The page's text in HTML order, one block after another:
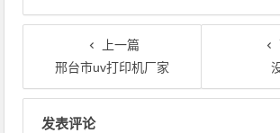
上一篇
邢台市uv打印机厂家
发表评论